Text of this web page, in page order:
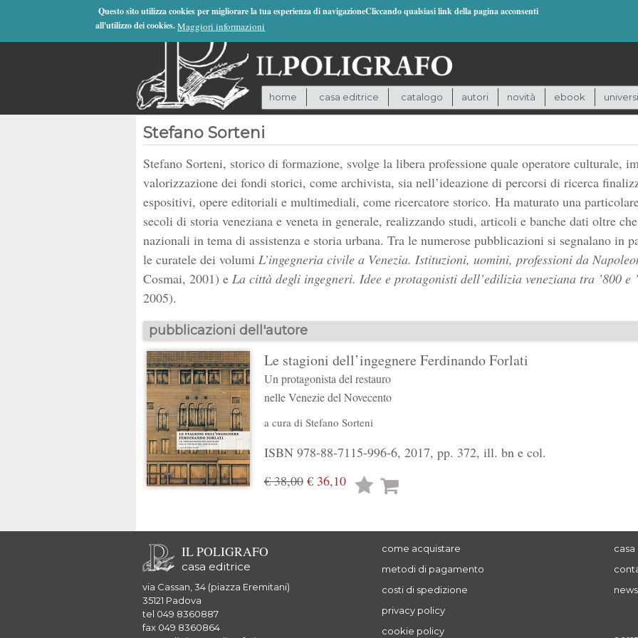
Questo sito utilizza cookies per migliorare la tua esperienza di navigazioneCliccando qualsiasi link della pagina acconsenti
all'utilizzo dei cookies. Maggiori informazioni
home casa editrice catalogo autori novità ebook
Stefano Sorteni
Stefano Sorteni, storico di formazione, svolge la libera professione quale operatore culturale,
valorizzazione dei fondi storici, come archivista, sia nell’ideazione di percorsi di ricerca
espositivi, opere editoriali e multimediali, come ricercatore storico. Ha maturato una
secoli di storia veneziana e veneta in generale, realizzando studi, articoli e banche dati oltre
nazionali in tema di assistenza e storia urbana. Tra le numerose pubblicazioni si segnalano
le curatele dei volumi L’ingegneria civile a Venezia. Istituzioni, uomini, professioni da
Cosmai, 2001) e La città degli ingegneri. Idee e protagonisti dell’edilizia veneziana tra ’800 e
2005).
pubblicazioni dell'autore
Le stagioni dell’ingegnere Ferdinando Forlati
Un protagonista del restauro
nelle Venezie del Novecento
a cura di Stefano Sorteni
ISBN 978-88-7115-996-6, 2017, pp. 372, ill. bn e col.
€ 38,00€ 36,10
Lista
IL POLIGRAFO
casa editrice
via Cassan, 34 (piazza Eremitani)
35121 Padova
tel 049 8360887
fax 049 8360864
come acquistare
metodi di pagamento
costi di spedizione
privacy policy
cookie policy